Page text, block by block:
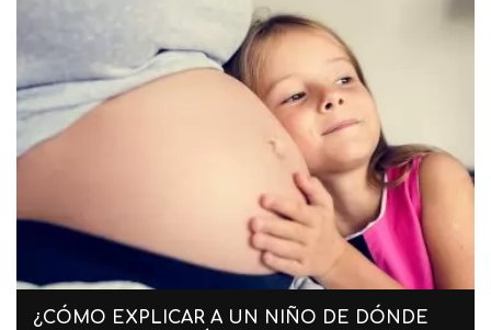
¿CÓMO EXPLICAR A UN NIÑO DE DÓNDE